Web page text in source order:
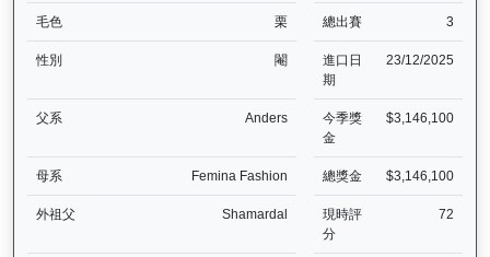
毛色 栗 總出賽 3
性別 閹
進口日
期
23/12/2025
父系 Anders
今季獎
金
$3,146,100
母系 Femina Fashion 總獎金 $3,146,100
外祖父 Shamardal
現時評
分
72